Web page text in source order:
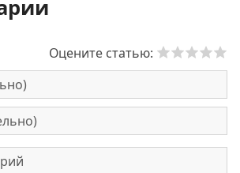
Оцените статью: